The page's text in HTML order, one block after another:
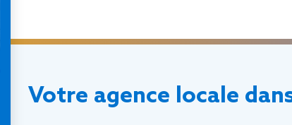
Votre agence locale